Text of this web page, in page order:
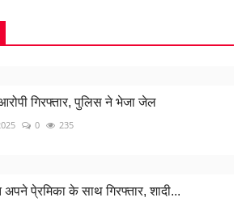
गिरफ्तार, पुलिस ने भेजा जेल
0 235
अपने पे्रमिका के साथ गिरफ्तार, शादी...